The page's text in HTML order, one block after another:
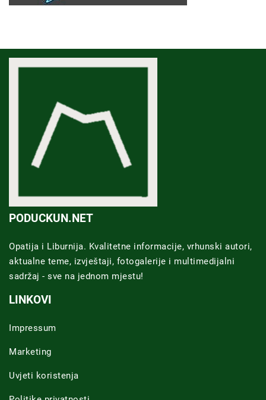
PODUCKUN.NET
Opatija i Liburnija. Kvalitetne informacije, vrhunski autori,
aktualne teme, izvještaji, fotogalerije i multimedijalni
sadržaj - sve na jednom mjestu!
LINKOVI
Impressum
Marketing
Uvjeti koristenja